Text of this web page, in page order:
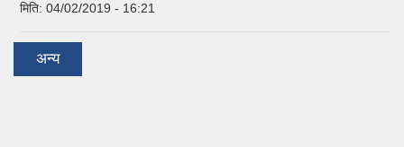
मिति: 04/02/2019 - 16:21
अन्य